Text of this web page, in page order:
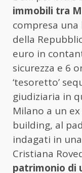
immobili tra
compresa una
della
euro in
sicurezza e 6
‘tesoretto’
giudiziaria in
Milano a un
building, al
indagati in
Cristiana
patrimonio di